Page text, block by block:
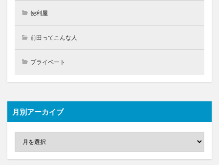
便利屋
前田ってこんな人
プライベート
月別アーカイブ